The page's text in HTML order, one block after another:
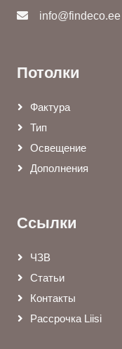
info@findeco.ee
Потолки
Фактура
Тип
Освещение
Дополнения
Ссылки
ЧЗВ
Статьи
Контакты
Рассрочка Liisi